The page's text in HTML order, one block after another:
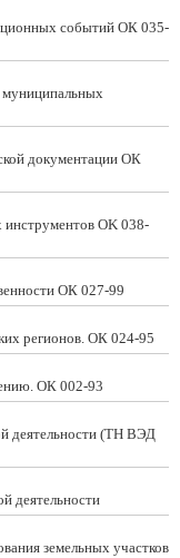
событий ОК 035-
муниципальных
документации ОК
OK 038-
ОК 027-99
регионов. ОК 024-95
ОК 002-93
деятельности (ТН ВЭД
деятельности
земельных участков